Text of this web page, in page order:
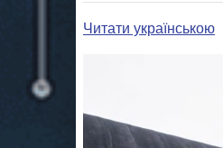
Читати українською